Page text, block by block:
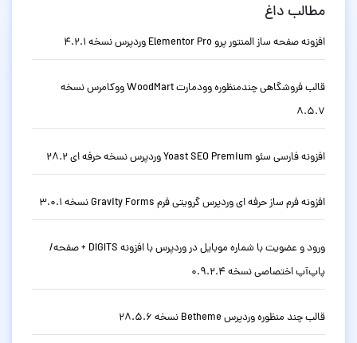
مطالب داغ
افزونه صفحه ساز المنتور پرو Elementor Pro وردپرس نسخه 4.2.1
قالب فروشگاهی چندمنظوره وودمارت WoodMart ووکامرس نسخه
8.5.7
افزونه فارسی سئو Yoast SEO Premium وردپرس نسخه حرفه ای 28.2
افزونه فرم ساز حرفه ای وردپرس گرویتی فرم Gravity Forms نسخه 3.0.1
ورود و عضویت با شماره موبایل در وردپرس با افزونه DIGITS + صفحه/
پاپ‌آپ اختصاصی نسخه 0.9.2.4
قالب چند منظوره وردپرس Betheme نسخه 28.5.6